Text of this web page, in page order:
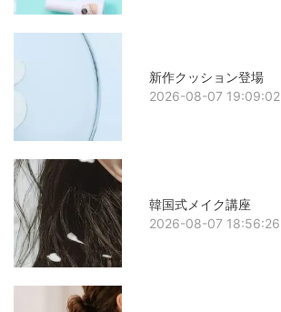
新作クッション登場
2026-08-07 19:09:02
韓国式メイク講座
2026-08-07 18:56:26